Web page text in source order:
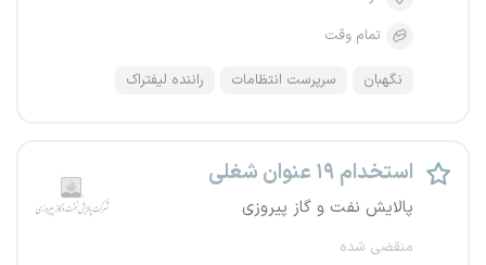
تمام وقت
نگهبان سرپرست انتظامات راننده لیفتراک
استخدام ۱۹ عنوان شغلی
پالایش نفت و گاز پیروزی
منقضی شده